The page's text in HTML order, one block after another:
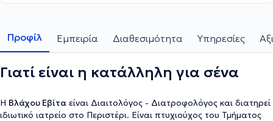
Προφίλ Εμπειρία Διαθεσιμότητα Υπηρεσίες
Γιατί είναι η κατάλληλη για σένα
Η Βλάχου Εβίτα είναι Διαιτολόγος - Διατροφολόγος και διατηρεί
ιδιωτικό ιατρείο στο Περιστέρι. Είναι πτυχιούχος του Τμήματος